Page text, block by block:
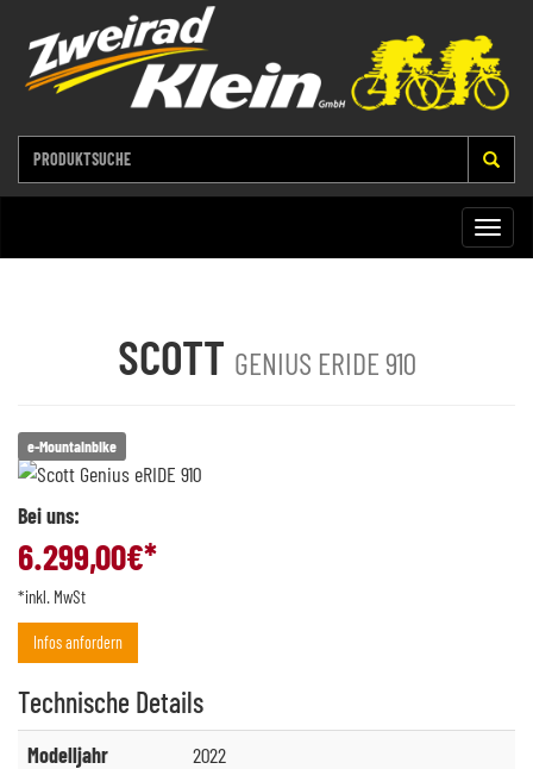
Toggle
SCOTT GENIUS ERIDE 910
e-Mountainbike
Bei uns:
6.299,00€*
*inkl. MwSt
Infos anfordern
Technische Details
Modelljahr
2022